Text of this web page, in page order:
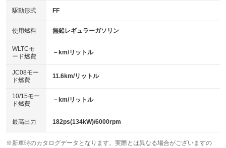
USB入力端子
：装備なし
100V電源
：装備なし
センターデフロック
：装備なし
電動格納ミラー
：装備あり
HID(キセノンライト)
バックカメラ
エアロ
：装備なし
ローダウン
：装備なし
ベンチシート
：装備なし
チップアップシート
：装備あり
電動格納サードシート
：装備なし シートヒーター
：装備なし
駆動形式 FF
使用燃料 無鉛レギュラーガソリン
WLTCモ
ード燃費
－km/リットル
JC08モー
ド燃費
11.6km/リットル
10/15モー
ド燃費
－km/リットル
最高出力 182ps(134kW)/6000rpm
※新車時のカタログデータとなります。実際とは異なる場合がございますの